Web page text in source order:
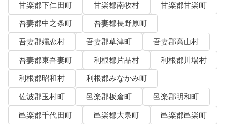
甘楽郡下仁田町
甘楽郡南牧村
甘楽郡甘楽町
吾妻郡中之条町
吾妻郡長野原町
吾妻郡嬬恋村
吾妻郡草津町
吾妻郡高山村
吾妻郡東吾妻町
利根郡片品村
利根郡川場村
利根郡昭和村
利根郡みなかみ町
佐波郡玉村町
邑楽郡板倉町
邑楽郡明和町
邑楽郡千代田町
邑楽郡大泉町 邑楽郡邑楽町